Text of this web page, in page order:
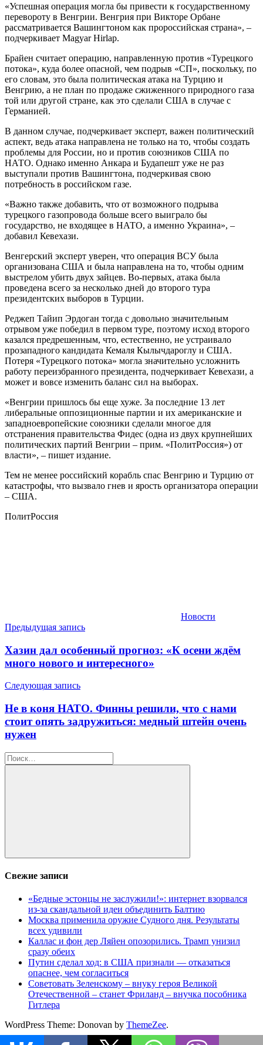
«Успешная операция могла бы привести к государственному
перевороту в Венгрии. Венгрия при Викторе Орбане
рассматривается Вашингтоном как пророссийская страна», –
подчеркивает Magyar Hirlap.
Брайен считает операцию, направленную против «Турецкого
потока», куда более опасной, чем подрыв «СП», поскольку, по
его словам, это была политическая атака на Турцию и
Венгрию, а не план по продаже сжиженного природного газа
той или другой стране, как это сделали США в случае с
Германией.
В данном случае, подчеркивает эксперт, важен политический
аспект, ведь атака направлена не только на то, чтобы создать
проблемы для России, но и против союзников США по
НАТО. Однако именно Анкара и Будапешт уже не раз
выступали против Вашингтона, подчеркивая свою
потребность в российском газе.
«Важно также добавить, что от возможного подрыва
турецкого газопровода больше всего выиграло бы
государство, не входящее в НАТО, а именно Украина», –
добавил Кевехази.
Венгерский эксперт уверен, что операция ВСУ была
организована США и была направлена на то, чтобы одним
выстрелом убить двух зайцев. Во-первых, атака была
проведена всего за несколько дней до второго тура
президентских выборов в Турции.
Реджеп Тайип Эрдоган тогда с довольно значительным
отрывом уже победил в первом туре, поэтому исход второго
казался предрешенным, что, естественно, не устраивало
прозападного кандидата Кемаля Кылычдароглу и США.
Потеря «Турецкого потока» могла значительно усложнить
работу переизбранного президента, подчеркивает Кевехази, а
может и вовсе изменить баланс сил на выборах.
«Венгрии пришлось бы еще хуже. За последние 13 лет
либеральные оппозиционные партии и их американские и
западноевропейские союзники сделали многое для
отстранения правительства Фидес (одна из двух крупнейших
политических партий Венгрии – прим. «ПолитРоссия») от
власти», – пишет издание.
Тем не менее российский корабль спас Венгрию и Турцию от
катастрофы, что вызвало гнев и ярость организатора операции
– США.
ПолитРоссия
Новости
Навигация
по
записям
Предыдущая запись
Хазин дал особенный прогноз: «К осени ждём
много нового и интересного»
Следующая запись
Не в коня НАТО. Финны решили, что с нами
стоит опять задружиться: медный штейн очень
нужен
Найти:
Поиск
Свежие записи
«Бедные эстонцы не заслужили!»: интернет взорвался
из-за скандальной идеи объединить Балтию
Москва применила оружие Судного дня. Результаты
всех удивили
Каллас и фон дер Ляйен опозорились. Трамп унизил
сразу обеих
Путин сделал ход: в США признали — отказаться
опаснее, чем согласиться
Советовать Зеленскому – внуку героя Великой
Отечественной – станет Фриланд – внучка пособника
Гитлера
WordPress Theme: Donovan by ThemeZee.